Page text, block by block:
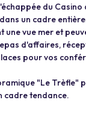
du Casino
un cadre
une vue mer et
d'affaires,
pour vos
"Le Trèfle"
cadre tendance.